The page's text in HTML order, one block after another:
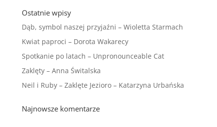
Ostatnie wpisy
Dąb, symbol naszej przyjaźni – Wioletta Starmach
Kwiat paproci – Dorota Wakarecy
Spotkanie po latach – Unpronounceable Cat
Zaklęty – Anna Świtalska
Neil i Ruby – Zaklęte Jezioro – Katarzyna Urbańska
Najnowsze komentarze